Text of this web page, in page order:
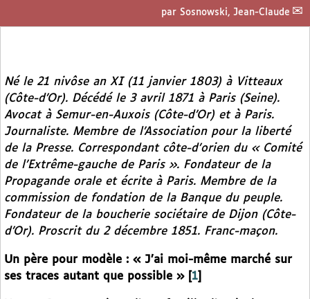
par Sosnowski, Jean-Claude
Né le 21 nivôse an XI (11 janvier 1803) à Vitteaux
(Côte-d’Or). Décédé le 3 avril 1871 à Paris (Seine).
Avocat à Semur-en-Auxois (Côte-d’Or) et à Paris.
Journaliste. Membre de l’Association pour la liberté
de la Presse. Correspondant côte-d’orien du « Comité
de l’Extrême-gauche de Paris ». Fondateur de la
Propagande orale et écrite à Paris. Membre de la
commission de fondation de la Banque du peuple.
Fondateur de la boucherie sociétaire de Dijon (Côte-
d’Or). Proscrit du 2 décembre 1851. Franc-maçon.
Un père pour modèle : « J’ai moi-même marché sur
ses traces autant que possible »[ 1